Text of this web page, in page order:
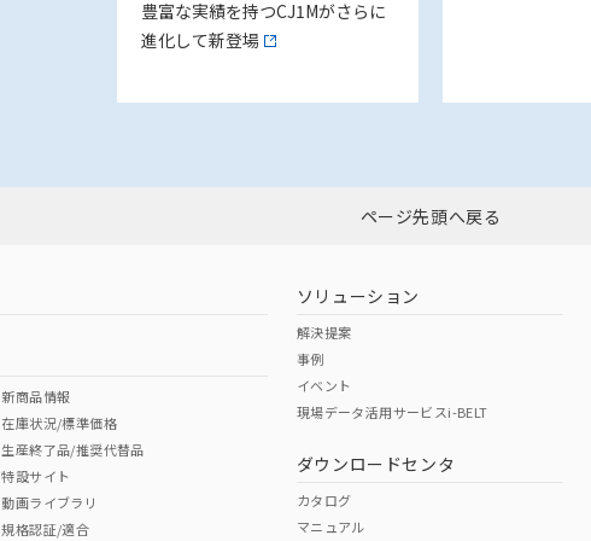
豊富な実績を持つCJ1Mがさらに
進化して新登場
ページ先頭へ戻る
新商品情報
在庫状況/標準価格
生産終了品/推奨代替品
特設サイト
動画ライブラリ
規格認証/適合
ソリューション
解決提案
事例
イベント
現場データ活用サービスi-BELT
ダウンロードセンタ
カタログ
マニュアル